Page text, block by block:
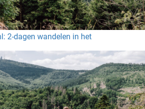
2-dagen wandelen in het